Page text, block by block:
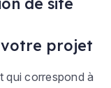
votre projet
qui correspond à